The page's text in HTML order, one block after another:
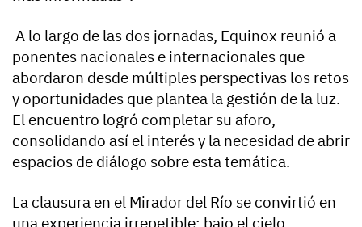
A lo largo de las dos jornadas, Equinox reunió a
ponentes nacionales e internacionales que
abordaron desde múltiples perspectivas los retos
y oportunidades que plantea la gestión de la luz.
El encuentro logró completar su aforo,
consolidando así el interés y la necesidad de abrir
espacios de diálogo sobre esta temática.
La clausura en el Mirador del Río se convirtió en
una experiencia irrepetible: bajo el cielo